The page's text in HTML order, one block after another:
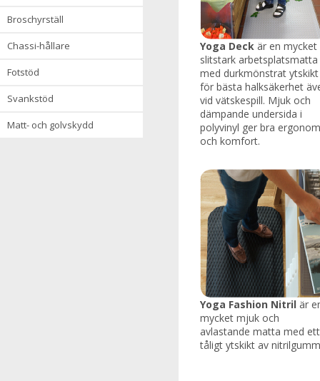
broschyrställ
chassi-hållare
fotstöd
svankstöd
matt- och golvskydd
Yoga Deck är en mycket
slitstark arbetsplatsmatta
med durkmönstrat ytskikt
för bästa halksäkerhet
vid vätskespill. Mjuk och
dämpande undersida i
polyvinyl ger bra
och komfort.
Yoga Fashion Nitril är
mycket mjuk och
avlastande matta med ett
tåligt ytskikt av